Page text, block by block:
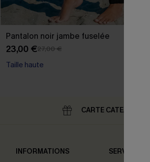
Pantalon noir jambe fuselée
23,00 €27,00 €
Taille haute
CARTE CATEAU
INFORMATIONS SERVICES